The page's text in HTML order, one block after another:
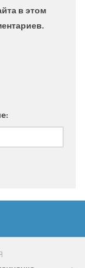
в этом